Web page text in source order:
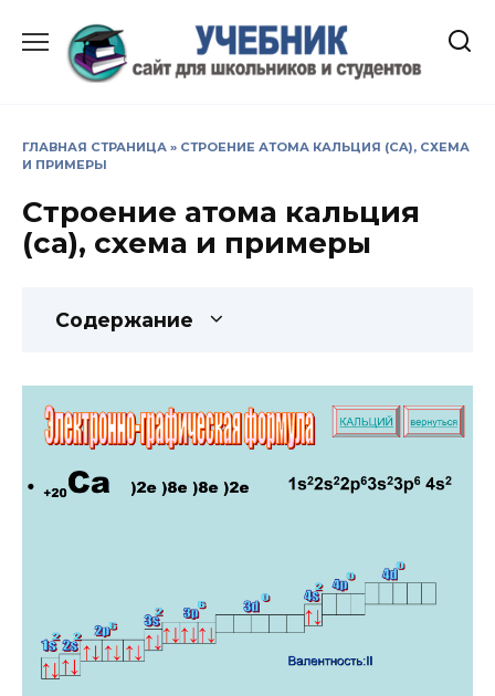
содержанию
ГЛАВНАЯ СТРАНИЦА » СТРОЕНИЕ АТОМА КАЛЬЦИЯ (CA), СХЕМА
И ПРИМЕРЫ
Строение атома кальция
(ca), схема и примеры
Содержание